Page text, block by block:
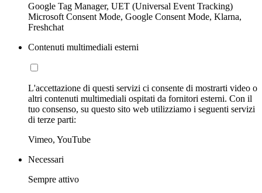
Google Tag Manager, UET (Universal Event Tracking)
Microsoft Consent Mode, Google Consent Mode, Klarna,
Freshchat
Contenuti multimediali esterni
L'accettazione di questi servizi ci consente di mostrarti video o
altri contenuti multimediali ospitati da fornitori esterni. Con il
tuo consenso, su questo sito web utilizziamo i seguenti servizi
di terze parti:
Vimeo, YouTube
Necessari
Sempre attivo